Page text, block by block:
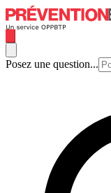
Posez une question...